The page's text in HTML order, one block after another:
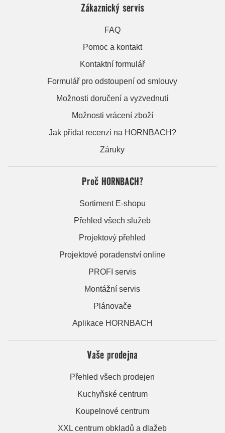
Zákaznický servis
FAQ
Pomoc a kontakt
Kontaktní formulář
Formulář pro odstoupení od smlouvy
Možnosti doručení a vyzvednutí
Možnosti vrácení zboží
Jak přidat recenzi na HORNBACH?
Záruky
Proč HORNBACH?
Sortiment E-shopu
Přehled všech služeb
Projektový přehled
Projektové poradenství online
PROFI servis
Montážní servis
Plánovače
Aplikace HORNBACH
Vaše prodejna
Přehled všech prodejen
Kuchyňské centrum
Koupelnové centrum
XXL centrum obkladů a dlažeb